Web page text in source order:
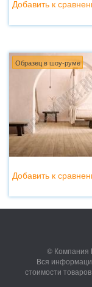
Добавить к
Образец в шоу-руме
Добавить к
© Компания
Вся
стоимости